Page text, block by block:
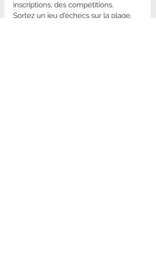
inscriptions, des compétitions.
Sortez un jeu d'échecs sur la plage,